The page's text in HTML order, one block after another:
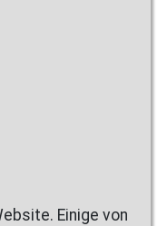
Einige von